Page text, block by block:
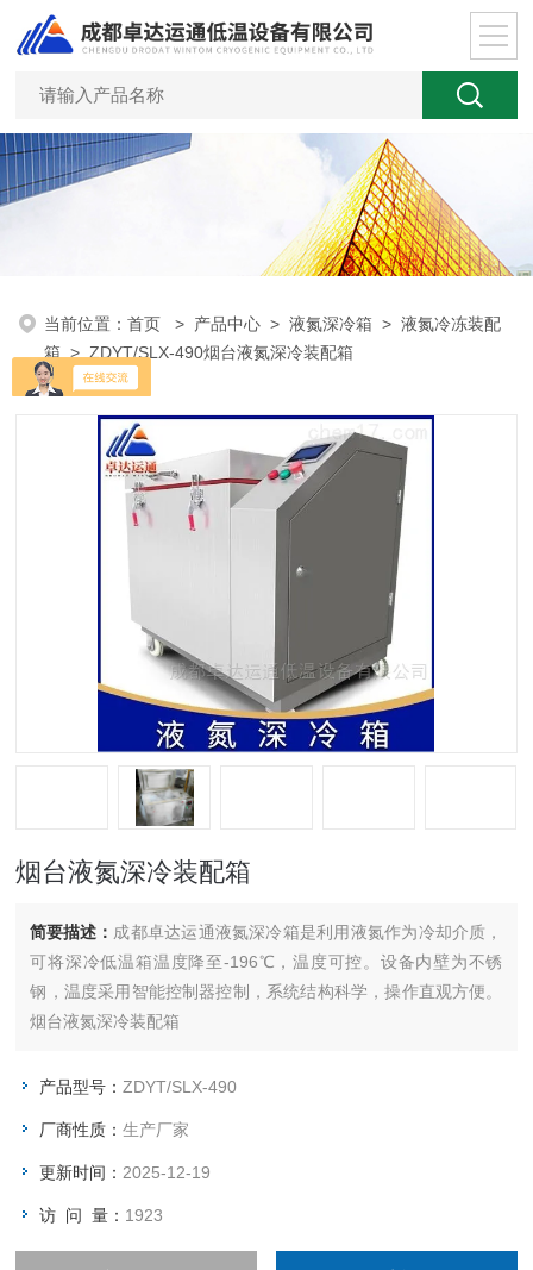
当前位置：首页 > 产品中心 >液氮深冷箱 >液氮冷冻装配
箱 > ZDYT/SLX-490烟台液氮深冷装配箱
烟台液氮深冷装配箱
简要描述： 成都卓达运通液氮深冷箱是利用液氮作为冷却介质，
可将深冷低温箱温度降至-196℃，温度可控。设备内壁为不锈
钢，温度采用智能控制器控制，系统结构科学，操作直观方便。
烟台液氮深冷装配箱
产品型号：ZDYT/SLX-490
厂商性质：生产厂家
更新时间： 2025-12-19
访 问 量： 1923